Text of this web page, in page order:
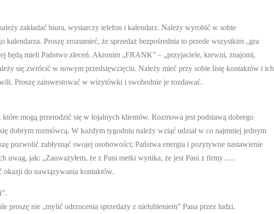
zakładać biura, wystarczy telefon i kalendarz. Należy wyrobić w sobie
Proszę zrozumieć, że sprzedaż bezpośrednia to przede wszystkim „gra
będą mieli Państwo zleceń. Akronim „FRANK” – „przyjaciele, krewni, znajomi,
się zwrócić w nowym przedsięwzięciu. Należy mieć przy sobie listę kontaktów i ich
Proszę zainwestować w wizytówki i swobodnie je rozdawać.
mogą przerodzić się w lojalnych klientów. Rozmowa jest podstawą dobrego
dobrym rozmówcą. W każdym tygodniu należy wziąć udział w co najmniej jednym
pozwolić zabłysnąć swojej osobowości; Państwa energia i pozytywne nastawienie
uwag, jak: „Zauważyłem, że z Pani metki wynika, że jest Pani z firmy…..
okazji do nawiązywania kontaktów.
proszę nie „mylić odrzucenia sprzedaży z nielubieniem” Pana przez ludzi.